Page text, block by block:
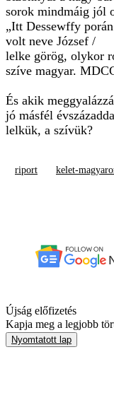
sorok mindmáig jól
„Itt Dessewffy
volt neve József /
lelke görög, olykor
szíve magyar.
És akik
jó másfél
lelkük, a szívük?
riport kelet-
Újság előfizetés
Kapja meg a legjobb
Nyomtatott lap